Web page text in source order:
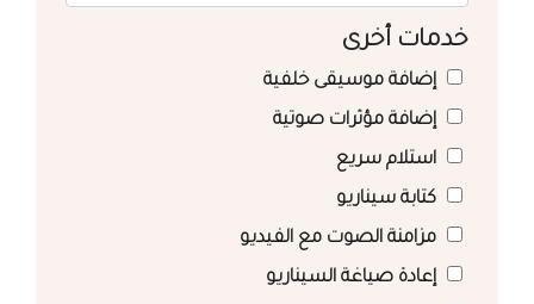
خدمات أخرى
إضافة موسيقى خلفية
إضافة مؤثرات صوتية
استلام سريع
كتابة سيناريو
مزامنة الصوت مع الفيديو
إعادة صياغة السيناريو